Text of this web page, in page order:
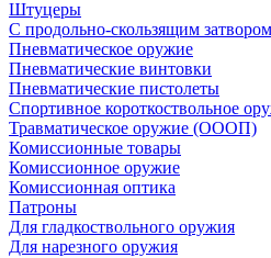
Штуцеры
С продольно-скользящим затвором
Пневматическое оружие
Пневматические винтовки
Пневматические пистолеты
Спортивное короткоствольное
Травматическое оружие (ОООП)
Комиссионные товары
Комиссионное оружие
Комиссионная оптика
Патроны
Для гладкоствольного оружия
Для нарезного оружия